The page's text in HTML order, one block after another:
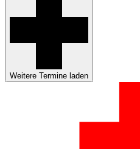
Weitere Termine laden